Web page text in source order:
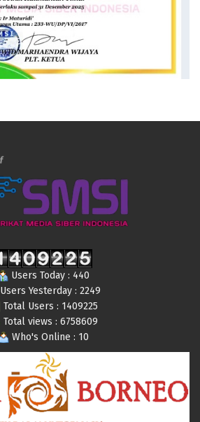
Users Today : 440
Users Yesterday : 2249
Total Users : 1409225
Total views : 6758609
Who's Online : 10